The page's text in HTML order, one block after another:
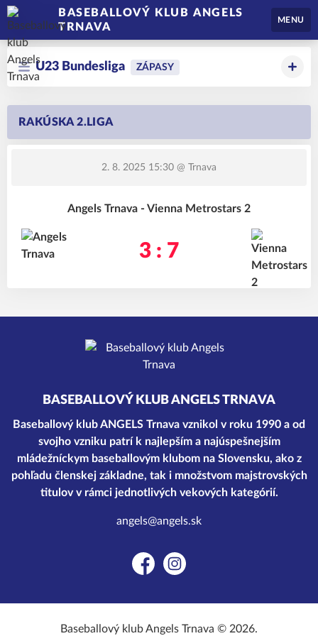
BASEBALLOVÝ KLUB ANGELS
TRNAVA
MENU
U23 Bundesliga ZÁPASY
RAKÚSKA 2.LIGA
2. 8. 2025 15:30 @ Trnava
Angels Trnava - Vienna Metrostars 2
3 : 7
BASEBALLOVÝ KLUB ANGELS TRNAVA
Baseballový klub ANGELS Trnava vznikol v roku 1990 a od
svojho vzniku patrí k najlepším a najúspešnejším
mládežníckym baseballovým klubom na Slovensku, ako z
pohľadu členskej základne, tak i množstvom majstrovských
titulov v rámci jednotlivých vekových kategórií.
angels@angels.sk
FacebookInstagram
Baseballový klub Angels Trnava © 2026.